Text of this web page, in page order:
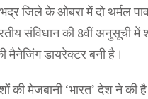
जिले के ओबरा में दो थर्मल
संविधान की 8वीं अनुसूची
मैनेजिंग डायरेक्टर बनी है।
की मेजबानी ‘भारत’ देश ने की